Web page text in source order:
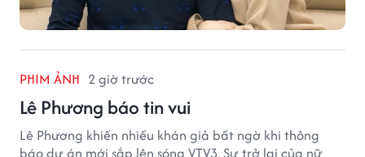
PHIM ẢNH 2 giờ trước
Lê Phương báo tin vui
Lê Phương khiến nhiều khán giả bất ngờ khi thông
báo dự án mới sắp lên sóng VTV3. Sự trở lại của nữ